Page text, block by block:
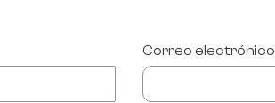
Correo electrónico